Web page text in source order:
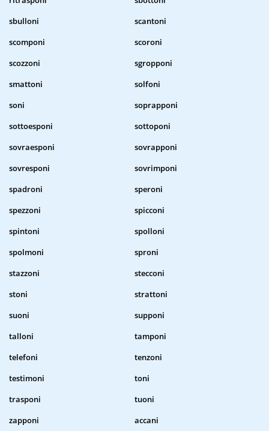
sbulloni
scantoni
scomponi
scoroni
scozzoni
sgropponi
smattoni
solfoni
soni
soprapponi
sottoesponi
sottoponi
sovraesponi
sovrapponi
sovresponi
sovrimponi
spadroni
speroni
spezzoni
spicconi
spintoni
spolloni
spolmoni
sproni
stazzoni
stecconi
stoni
strattoni
suoni
supponi
talloni
tamponi
telefoni
tenzoni
testimoni
toni
trasponi
tuoni
zapponi
accani